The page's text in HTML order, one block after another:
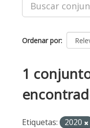
Ordenar por
1
Etiquetas: 2020